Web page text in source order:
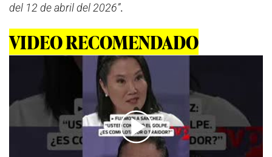
del 12 de abril del 2026”.
VIDEO RECOMENDADO